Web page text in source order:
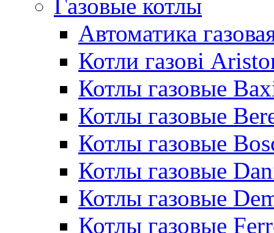
Газовые котлы
Автоматика
Котли газові
Котлы газовые
Котлы газовые
Котлы газовые
Котлы газовые
Котлы газовые
Котлы газовые